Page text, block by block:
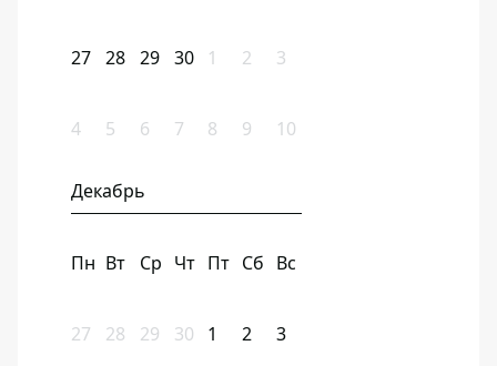
27 28 29 30 1 2 3
4 5 6 7 8 9 10
Декабрь
Пн Вт Ср Чт Пт Сб Вс
27 28 29 30 1 2 3